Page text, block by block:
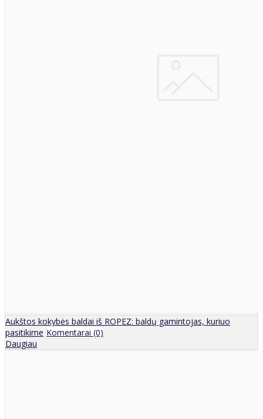
Aukštos kokybės baldai iš ROPEZ: baldų gamintojas, kuriuo
pasitikime Komentarai (0)
Daugiau